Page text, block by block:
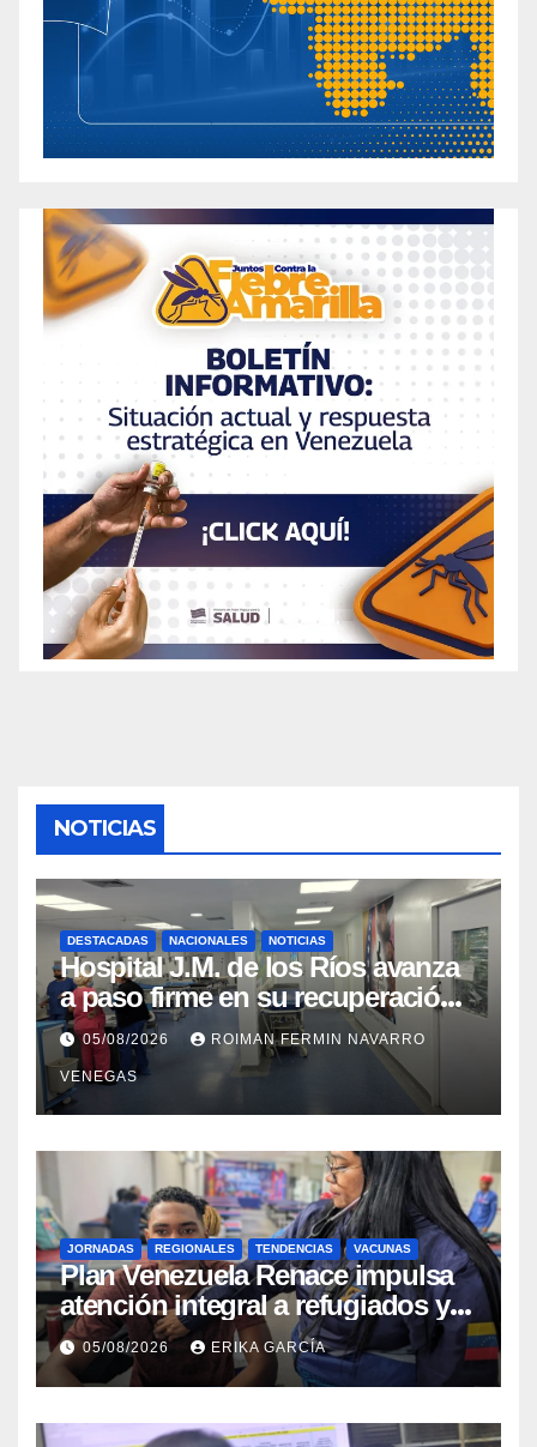
NOTICIAS
DESTACADAS NACIONALES NOTICIAS
Hospital J.M. de los Ríos avanza
a paso firme en su recuperación
tras los recientes eventos
sísmicos
05/08/2026 ROIMAN FERMIN NAVARRO
VENEGAS
JORNADAS REGIONALES TENDENCIAS VACUNAS
​Plan Venezuela Renace impulsa
atención integral a refugiados y
evaluación de vacunación en
Aragua
05/08/2026 ERIKA GARCÍA